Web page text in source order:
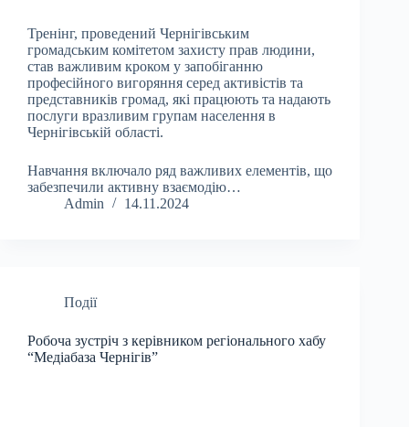
Тренінг, проведений Чернігівським
громадським комітетом захисту прав людини,
став важливим кроком у запобіганню
професійного вигоряння серед активістів та
представників громад, які працюють та надають
послуги вразливим групам населення в
Чернігівській області.
Навчання включало ряд важливих елементів, що
забезпечили активну взаємодію…
Admin
14.11.2024
Події
Робоча зустріч з керівником регіонального хабу
“Медіабаза Чернігів”